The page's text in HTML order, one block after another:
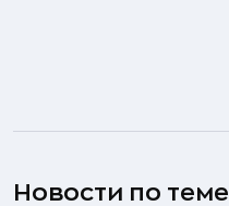
Новости по теме